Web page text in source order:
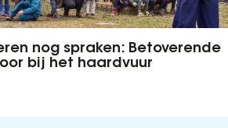
nog spraken: Betoverende
bij het haardvuur